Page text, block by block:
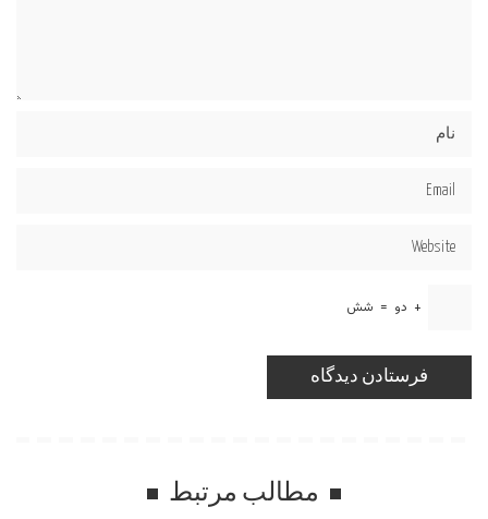
+ دو = شش
مطالب مرتبط